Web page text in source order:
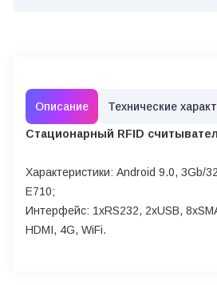
Описание Технические
Стационарный RFID
Характеристики: Android 9.0, 3Gb/
E710;
Интерфейс: 1хRS232, 2xUSB,
HDMI, 4G, WiFi.